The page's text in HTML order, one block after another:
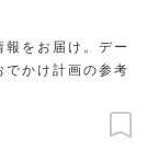
をお届け。デー
でかけ計画の参考